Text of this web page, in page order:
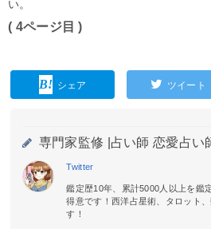
い。
( 4ページ目 )
シェア ツイート
専門家監修 | 占い師 恋愛占い
Twitter
鑑定歴10年、累計5000人以上を鑑
得意です！西洋占星術、タロット
す！